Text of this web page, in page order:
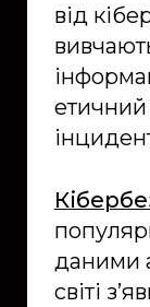
від
етичний
даними
світі